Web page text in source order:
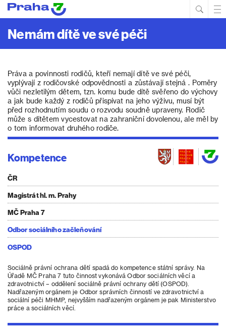
Nemám dítě ve své péči
Práva a povinnosti rodičů, kteří nemají dítě ve své péči,
vyplývají z rodičovské odpovědnosti a zůstávají stejná . Poměry
vůči nezletilým dětem, tzn. komu bude dítě svěřeno do výchovy
a jak bude každý z rodičů přispívat na jeho výživu, musí být
před rozhodnutím soudu o rozvodu soudně upraveny. Rodič
může s dítětem vycestovat na zahraniční dovolenou, ale měl by
o tom informovat druhého rodiče.
Kompetence
ČR
Magistrát hl. m. Prahy
MČ Praha 7
Odbor sociálního začleňování
OSPOD
Sociálně právní ochrana dětí spadá do kompetence státní správy. Na
Úřadě MČ Praha 7 tuto činnost vykonává Odbor sociálních věcí a
zdravotnictví – oddělení sociálně právní ochrany dětí (OSPOD).
Nadřazeným orgánem je Odbor správních činností ve zdravotnictví a
sociální péči MHMP, nejvyšším nadřazeným orgánem je pak Ministerstvo
práce a sociálních věcí.